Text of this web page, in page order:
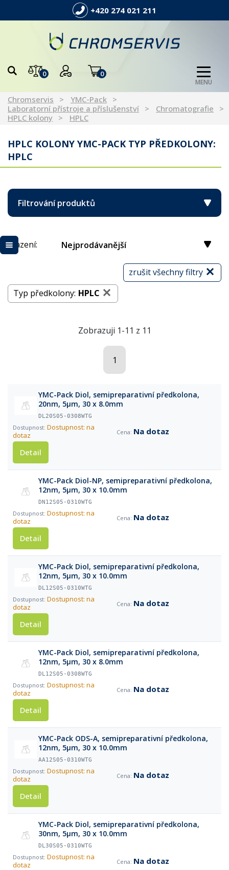
+420 274 021 211
0 0
MENU
Chromservis
YMC-Pack
Laboratorní přístroje a příslušenství
Chromatografie
HPLC kolony
HPLC
HPLC KOLONY YMC-PACK TYP PŘEDKOLONY:
HPLC
Filtrování produktů
Řazení: Nejprodávanější
zrušit všechny filtry
Typ předkolony: HPLC
Zobrazuji 1-11 z 11
1
YMC-Pack Diol, semipreparativní předkolona,
20nm, 5µm, 30 x 8.0mm
DL20S05-0308WTG
Dostupnost: na
dotaz
Na dotaz
Detail
YMC-Pack Diol-NP, semipreparativní předkolona,
12nm, 5µm, 30 x 10.0mm
DN12S05-0310WTG
Dostupnost: na
dotaz
Na dotaz
Detail
YMC-Pack Diol, semipreparativní předkolona,
12nm, 5µm, 30 x 10.0mm
DL12S05-0310WTG
Dostupnost: na
dotaz
Na dotaz
Detail
YMC-Pack Diol, semipreparativní předkolona,
12nm, 5µm, 30 x 8.0mm
DL12S05-0308WTG
Dostupnost: na
dotaz
Na dotaz
Detail
YMC-Pack ODS-A, semipreparativní předkolona,
12nm, 5µm, 30 x 10.0mm
AA12S05-0310WTG
Dostupnost: na
dotaz
Na dotaz
Detail
YMC-Pack Diol, semipreparativní předkolona,
30nm, 5µm, 30 x 10.0mm
DL30S05-0310WTG
Dostupnost: na
dotaz
Na dotaz